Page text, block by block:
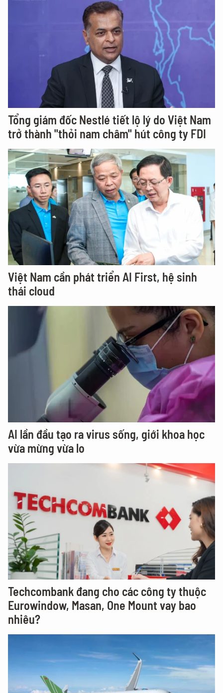
Tổng giám đốc Nestlé tiết lộ lý do Việt Nam
trở thành "thỏi nam châm" hút công ty FDI
Việt Nam cần phát triển AI First, hệ sinh
thái cloud
AI lần đầu tạo ra virus sống, giới khoa học
vừa mừng vừa lo
Techcombank đang cho các công ty thuộc
Eurowindow, Masan, One Mount vay bao
nhiêu?